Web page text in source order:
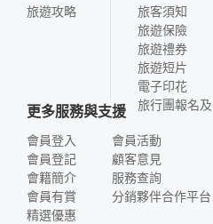
旅遊攻略
旅客須知
旅遊保險
旅遊禮券
旅遊短片
電子印花
旅行團報名
更多服務與支援
會員登入
會員登記
會籍簡介
會員有賞
精選優惠
會員活動
顧客意見
服務查詢
分銷夥伴合作平台